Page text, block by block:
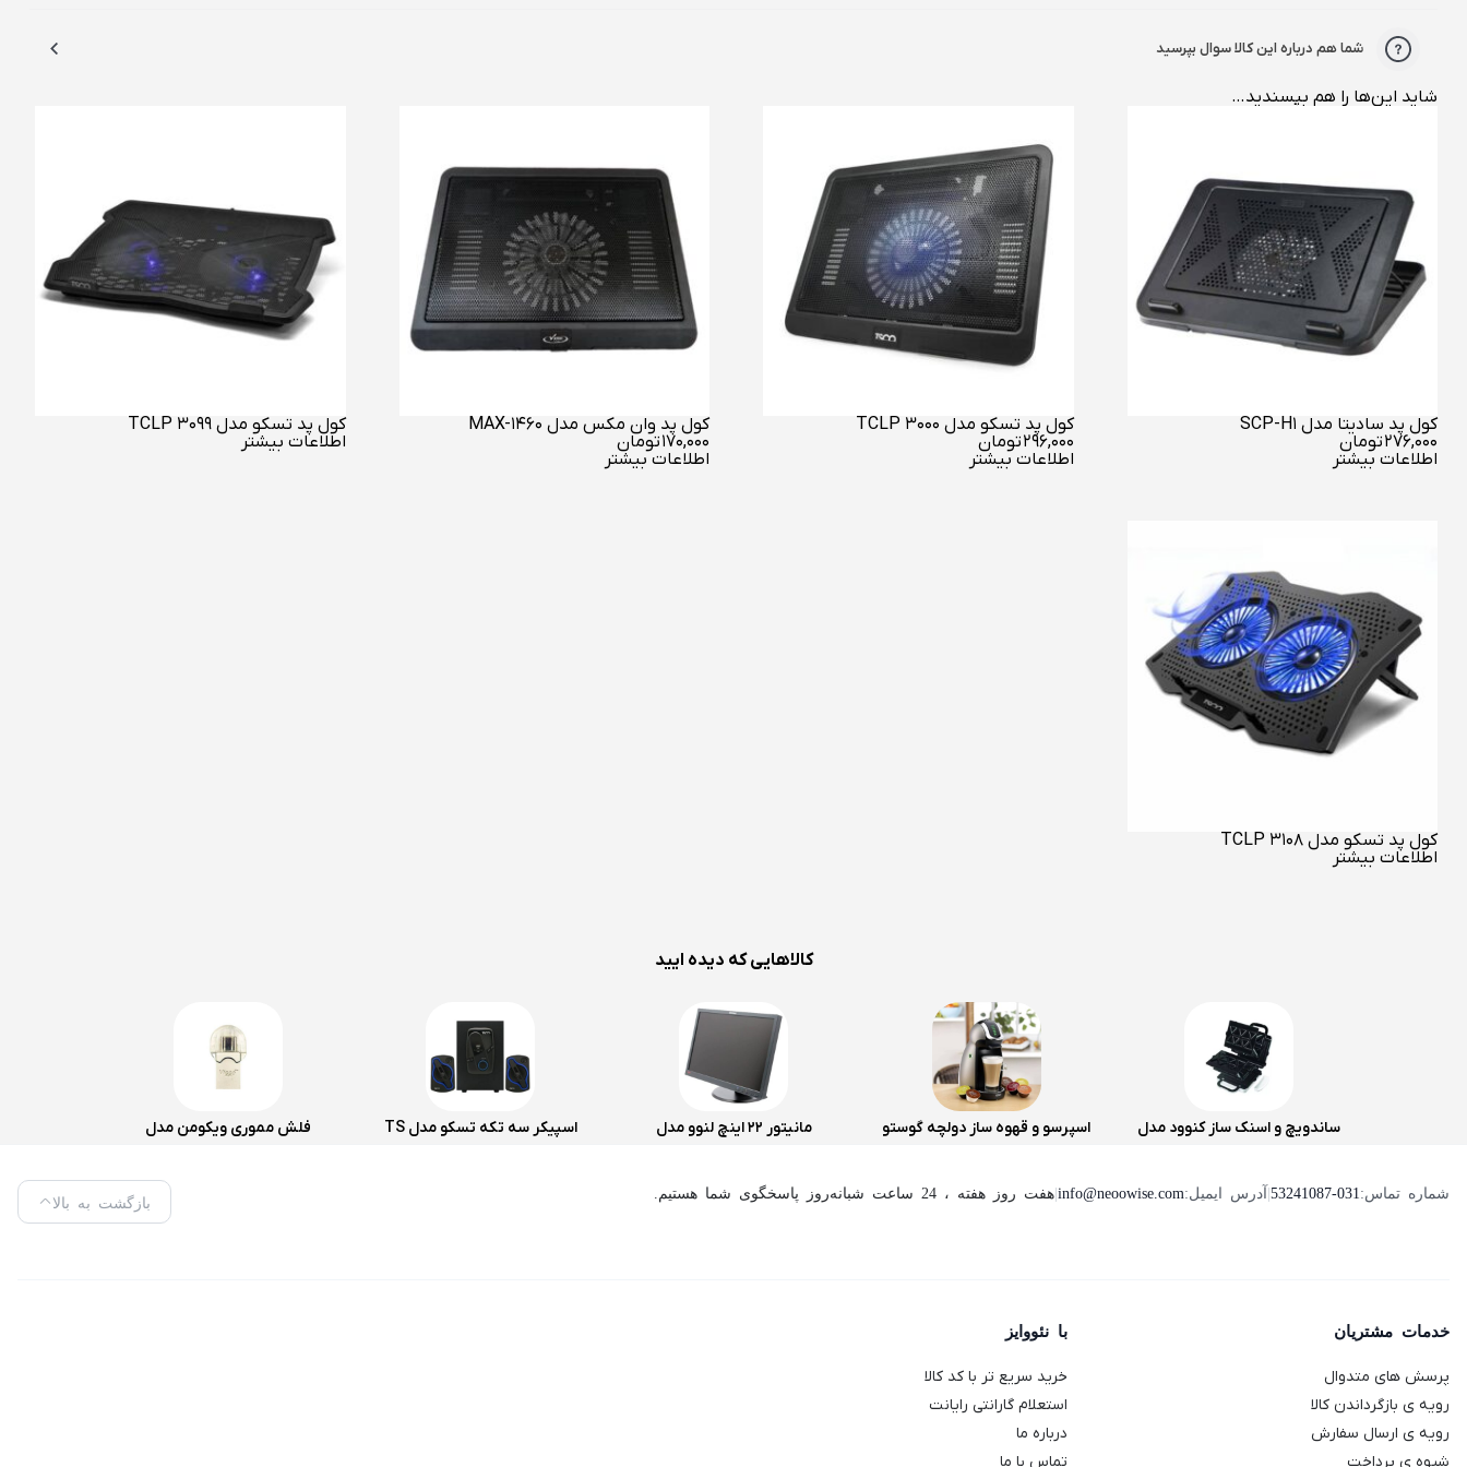
شما هم درباره این کالا سوال بپرسید
شاید این‌ها را هم بپسندید…
کول پد سادیتا مدل SCP-H1
۲۷۶,۰۰۰تومان
اطلاعات بیشتر
کول پد تسکو مدل TCLP 3000
۲۹۶,۰۰۰تومان
اطلاعات بیشتر
کول پد وان مکس مدل MAX-1460
۱۷۰,۰۰۰تومان
اطلاعات بیشتر
کول پد تسکو مدل TCLP 3099
اطلاعات بیشتر
کول پد تسکو مدل 3108 TCLP
اطلاعات بیشتر
کالاهایی که دیده ایید
ساندویچ و اسنک ساز کنوود مدل
اسپرسو و قهوه ساز دولچه گوستو
مانیتور 22 اینچ لنوو مدل
(استوک)
اسپیکر سه تکه تسکو مدل TS
فلش مموری ویکومن مدل
شماره تماس: 53241087-031
|آدرس ایمیل:info@neoowise.com
|هفت روز هفته ، 24 ساعت شبانه‌روز پاسخگوی شما هستیم.
بازگشت به بالا
خدمات مشتریان
پرسش های متدوال
رویه ی بازگرداندن کالا
رویه ی ارسال سفارش
شیوه ی پرداخت
با نئووایز
خرید سریع تر با کد کالا
استعلام گارانتی رایانت
درباره ما
تماس با ما